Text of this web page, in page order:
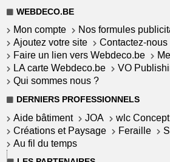
WEBDECO.BE
Mon compte
Nos formules
Ajoutez votre site
Contactez-nous
Faire un lien vers Webdeco.be
LA carte Webdeco.be
VO
Qui sommes nous ?
DERNIERS PROFESSIONNELS
Aide bâtiment JOA wlc Concept
Créations et Paysage
Feraille
Au fil du temps